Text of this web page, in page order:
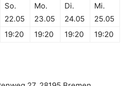
So.
22.05
Mo.
23.05
Di.
24.05
Mi.
25.05
19:20 19:20 19:20 19:20